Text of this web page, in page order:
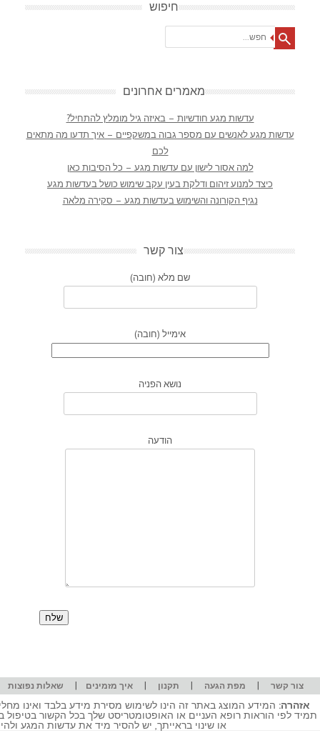
חיפוש
מאמרים אחרונים
עדשות מגע חודשיות – באיזה גיל מומלץ להתחיל?
עדשות מגע לאנשים עם מספר גבוה במשקפיים – איך תדעו מה מתאים
לכם
למה אסור לישון עם עדשות מגע – כל הסיבות כאן
כיצד למנוע זיהום ודלקת בעין עקב שימוש כושל בעדשות מגע
נגיף הקורונה והשימוש בעדשות מגע – סקירה מלאה
צור קשר
שם מלא (חובה)
אימייל (חובה)
נושא הפניה
הודעה
צור קשר | מפת הגעה | תקנון |איך מזמינים | שאלות נפוצות
אזהרה: המידע המוצג באתר זה הינו לשימוש מסירת מידע בלבד ואינו
תמיד לפי הוראות רופא העניים או האופטומטריסט שלך בכל הקשור
או שינוי בראייתך, יש להסיר מיד את עדשות המגע